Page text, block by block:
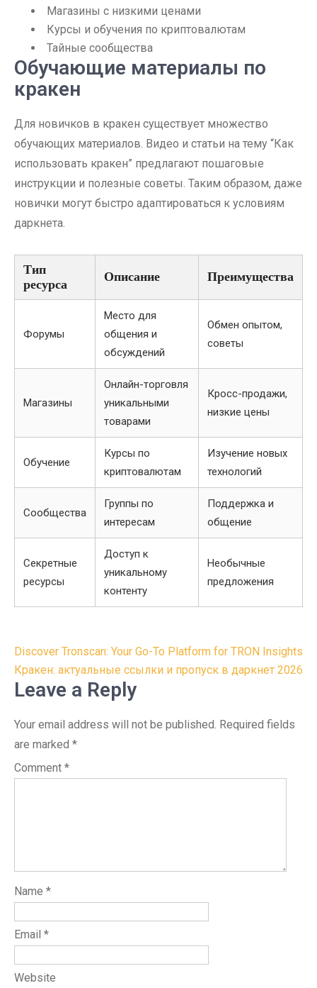
Магазины с низкими ценами
Курсы и обучения по криптовалютам
Тайные сообщества
Обучающие материалы по
кракен
Для новичков в кракен существует множество
обучающих материалов. Видео и статьи на тему “Как
использовать кракен” предлагают пошаговые
инструкции и полезные советы. Таким образом, даже
новички могут быстро адаптироваться к условиям
даркнета.
Тип
ресурса
Описание Преимущества
Форумы
Место для
общения и
обсуждений
Обмен опытом,
советы
Магазины
Онлайн-торговля
уникальными
товарами
Кросс-продажи,
низкие цены
Обучение
Курсы по
криптовалютам
Изучение новых
технологий
Сообщества
Группы по
интересам
Поддержка и
общение
Секретные
ресурсы
Доступ к
уникальному
контенту
Необычные
предложения
Post
navigation
Discover Tronscan: Your Go-To Platform for TRON Insights
Кракен: актуальные ссылки и пропуск в даркнет 2026
Leave a Reply
Your email address will not be published. Required fields
are marked *
Comment *
Name *
Email *
Website